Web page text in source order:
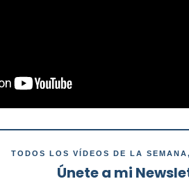
TODOS LOS VÍDEOS DE LA
Únete a mi